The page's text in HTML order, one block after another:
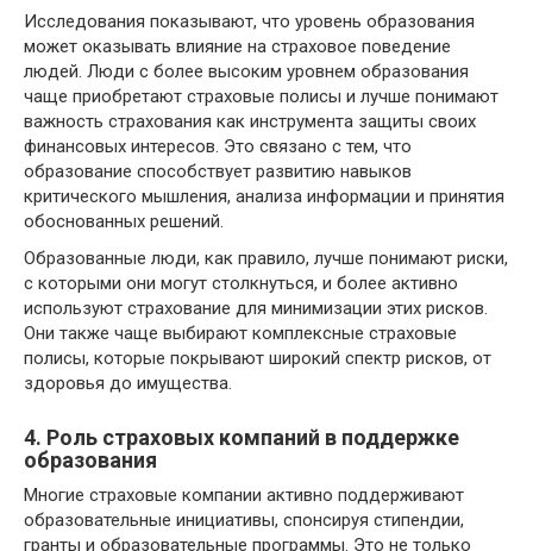
Исследования показывают, что уровень образования
может оказывать влияние на страховое поведение
людей. Люди с более высоким уровнем образования
чаще приобретают страховые полисы и лучше понимают
важность страхования как инструмента защиты своих
финансовых интересов. Это связано с тем, что
образование способствует развитию навыков
критического мышления, анализа информации и принятия
обоснованных решений.
Образованные люди, как правило, лучше понимают риски,
с которыми они могут столкнуться, и более активно
используют страхование для минимизации этих рисков.
Они также чаще выбирают комплексные страховые
полисы, которые покрывают широкий спектр рисков, от
здоровья до имущества.
4. Роль страховых компаний в поддержке
образования
Многие страховые компании активно поддерживают
образовательные инициативы, спонсируя стипендии,
гранты и образовательные программы. Это не только